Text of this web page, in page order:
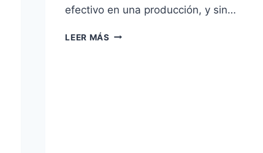
efectivo en una producción, y sin…
LEER MÁS JUEGO